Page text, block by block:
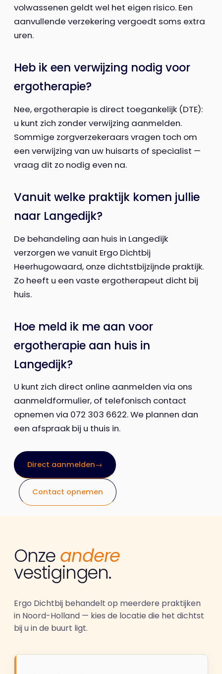
volwassenen geldt wel het eigen risico. Een
aanvullende verzekering vergoedt soms extra
uren.
Heb ik een verwijzing nodig voor
ergotherapie?
Nee, ergotherapie is direct toegankelijk (DTE):
u kunt zich zonder verwijzing aanmelden.
Sommige zorgverzekeraars vragen toch om
een verwijzing van uw huisarts of specialist —
vraag dit zo nodig even na.
Vanuit welke praktijk komen jullie
naar Langedijk?
De behandeling aan huis in Langedijk
verzorgen we vanuit Ergo Dichtbij
Heerhugowaard, onze dichtstbijzijnde praktijk.
Zo heeft u een vaste ergotherapeut dicht bij
huis.
Hoe meld ik me aan voor
ergotherapie aan huis in
Langedijk?
U kunt zich direct online aanmelden via ons
aanmeldformulier, of telefonisch contact
opnemen via 072 303 6622. We plannen dan
een afspraak bij u thuis in.
Direct aanmelden→
Contact opnemen
Onze andere
vestigingen.
Ergo Dichtbij behandelt op meerdere praktijken
in Noord-Holland — kies de locatie die het dichtst
bij u in de buurt ligt.